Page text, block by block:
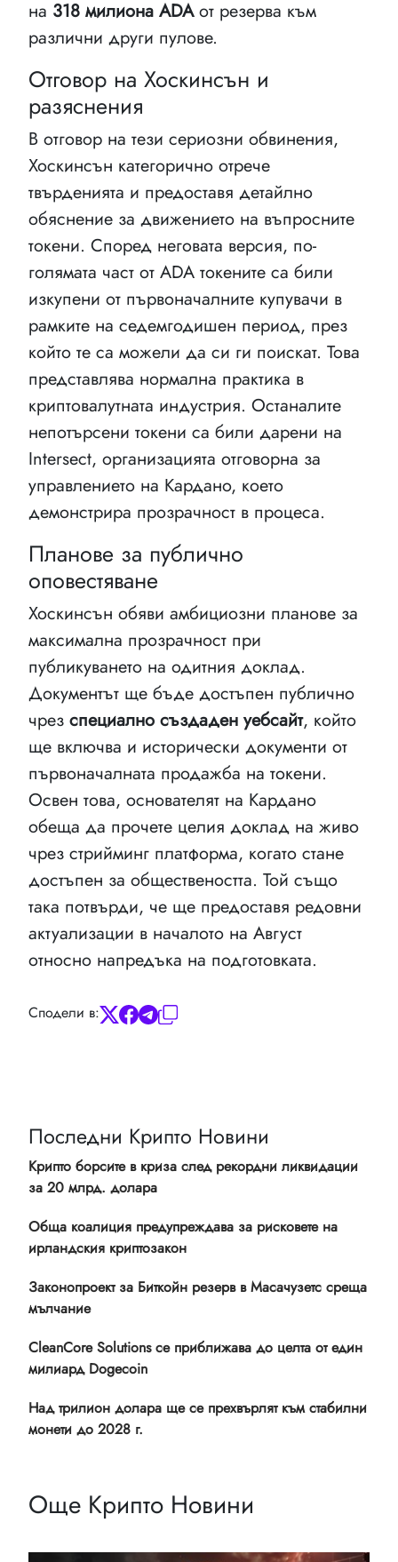
на 318 милиона ADAот резерва към
различни други пулове.
Отговор на Хоскинсън и
разяснения
В отговор на тези сериозни обвинения,
Хоскинсън категорично отрече
твърденията и предоставя детайлно
обяснение за движението на въпросните
токени. Според неговата версия, по-
голямата част от ADA токените са били
изкупени от първоначалните купувачи в
рамките на седемгодишен период, през
който те са можели да си ги поискат. Това
представлява нормална практика в
криптовалутната индустрия. Останалите
непотърсени токени са били дарени на
Intersect, организацията отговорна за
управлението на Кардано, което
демонстрира прозрачност в процеса.
Планове за публично
оповестяване
Хоскинсън обяви амбициозни планове за
максимална прозрачност при
публикуването на одитния доклад.
Документът ще бъде достъпен публично
чрез специално създаден уебсайт, който
ще включва и исторически документи от
първоначалната продажба на токени.
Освен това, основателят на Кардано
обеща да прочете целия доклад на живо
чрез стрийминг платформа, когато стане
достъпен за обществеността. Той също
така потвърди, че ще предоставя редовни
актуализации в началото на Август
относно напредъка на подготовката.
Сподели в:
Последни Крипто Новини
Крипто борсите в криза след рекордни ликвидации
за 20 млрд. долара
Обща коалиция предупреждава за рисковете на
ирландския криптозакон
Законопроект за Биткойн резерв в Масачузетс среща
мълчание
CleanCore Solutions се приближава до целта от един
милиард Dogecoin
Над трилион долара ще се прехвърлят към стабилни
монети до 2028 г.
Още Крипто Новини